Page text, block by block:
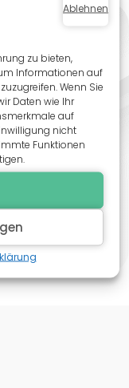
zu bieten,
Informationen auf
Wenn Sie
Daten wie Ihr
auf
nicht
Funktionen
Ablehnen
activités,
votre